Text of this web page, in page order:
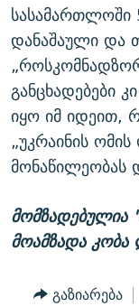
სასამართლოში
დანაშაული და
განცხადებები
იყო იმ იდეით,
„უკრაინის
მონაწილეობას
მომზადებულია
მოამზადა
გაზიარება